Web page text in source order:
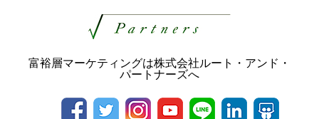
富裕層マーケティングは株式会社ルート・アンド・
パートナーズへ